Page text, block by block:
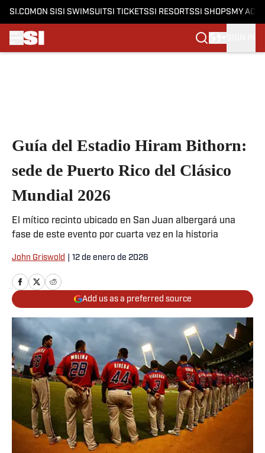
SI.COM ON SI SI SWIMSUITSI TICKETSSI RESORTSSI SHOPS MY
Guía del Estadio Hiram Bithorn:
sede de Puerto Rico del Clásico
Mundial 2026
El mítico recinto ubicado en San Juan albergará una
fase de este evento por cuarta vez en la historia
John Griswold 12 de enero de 2026
Add us as a preferred source